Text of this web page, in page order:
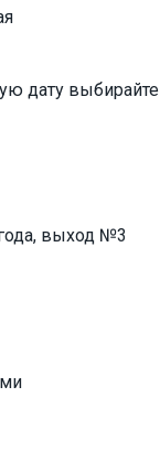
дату
выход №3